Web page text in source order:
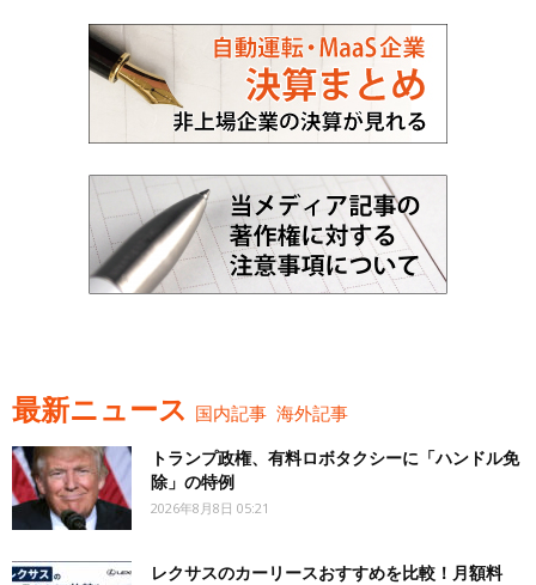
最新ニュース 国内記事 海外記事
トランプ政権、有料ロボタクシーに「ハンドル免
除」の特例
2026年8月8日 05:21
レクサスのカーリースおすすめを比較！月額料